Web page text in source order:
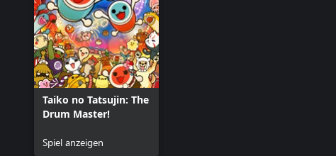
Taiko no Tatsujin: The
Drum Master!
Spiel anzeigen